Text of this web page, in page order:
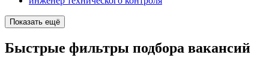
Показать ещё
Быстрые фильтры подбора вакансий